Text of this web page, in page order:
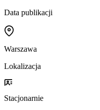
Data publikacji
Warszawa
Lokalizacja
Stacjonarnie